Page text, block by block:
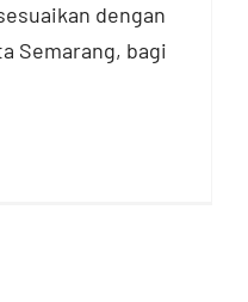
dengan
Semarang, bagi